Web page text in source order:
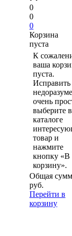
0
0
0
Корзина
пуста
К
ваша
пуста.
Исправить
очень
выберите в
каталоге
товар и
нажмите
кнопку «В
корзину».
Общая
руб.
Перейти в
корзину